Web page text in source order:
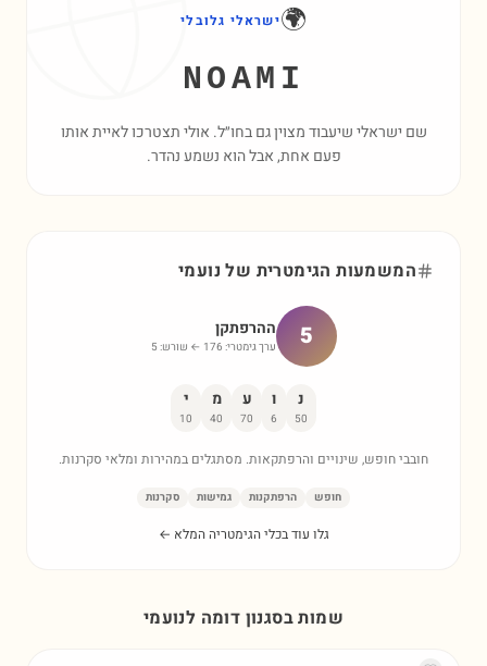
🌍ישראלי גלובלי
NOAMI
שם ישראלי שיעבוד מצוין גם בחו״ל. אולי תצטרכו לאיית אותו
פעם אחת, אבל הוא נשמע נהדר.
המשמעות הגימטרית של נועמי
5 ההרפתקן
ערך גימטרי: 176 ← שורש: 5
נ
50
ו
6
ע
70
מ
40
י
10
חובבי חופש, שינויים והרפתקאות. מסתגלים במהירות ומלאי סקרנות.
חופש הרפתקנות גמישות סקרנות
גלו עוד בכלי הגימטריה המלא ←
שמות בסגנון דומה לנועמי